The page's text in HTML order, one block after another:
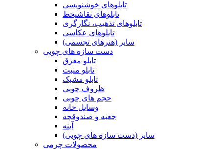
تابلوهای خوشنویسی
تابلوهای نقاشیخط
تابلوهای تذهیب، نگارگری
تابلوهای عکاسی
سایر (هنرهای تجسمی)
دست سازه های چوبی
تابلو معرق
تابلو منبت
تابلو مشبک
ظروف چوبی
حجم های چوبی
وسایل خانه
جعبه و صندوقچه
آینه
سایر (دست سازه های چوبی)
محصولات چرمی